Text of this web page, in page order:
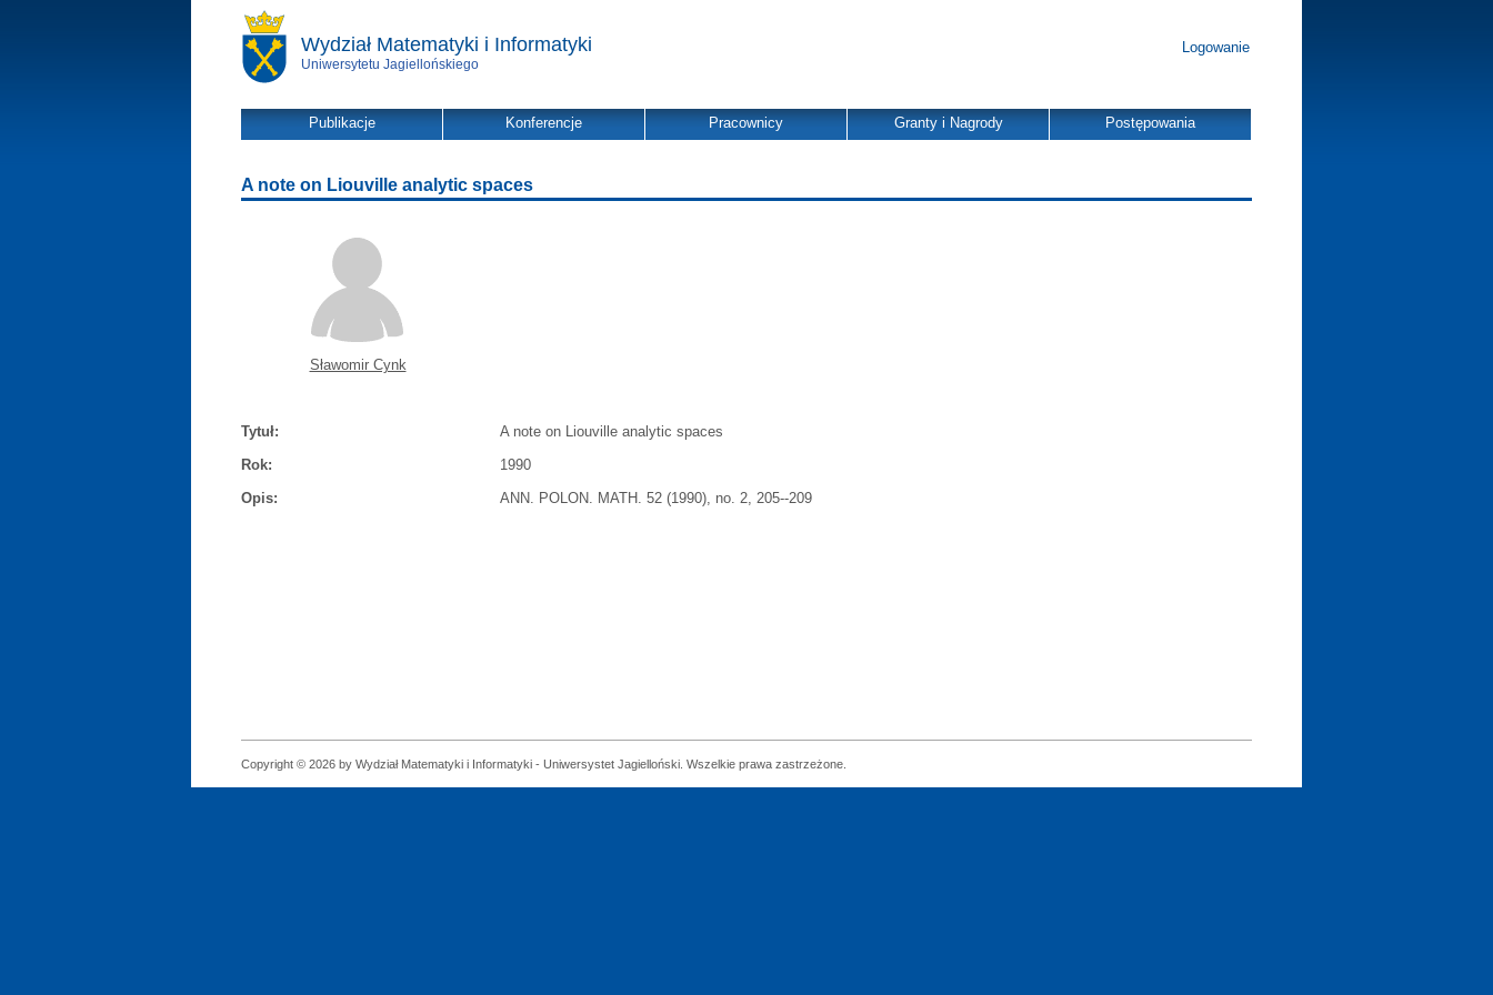
Wydział Matematyki i Informatyki
Uniwersytetu Jagiellońskiego
Logowanie
Publikacje Konferencje Pracownicy Granty i Nagrody Postępowania
A note on Liouville analytic spaces
Sławomir Cynk
Tytuł:
A note on Liouville analytic spaces
Rok:
1990
Opis:
ANN. POLON. MATH. 52 (1990), no. 2, 205--209
Copyright © 2026 by Wydział Matematyki i Informatyki - Uniwersystet Jagielloński. Wszelkie prawa zastrzeżone.